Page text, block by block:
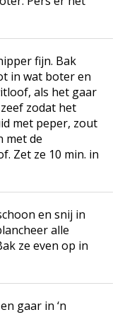
fijn. Bak
in wat boter en
als het gaar
zodat het
met peper, zout
met de
Zet ze 10 min. in
en snij in
alle
ze even op in
gaar in ‘n